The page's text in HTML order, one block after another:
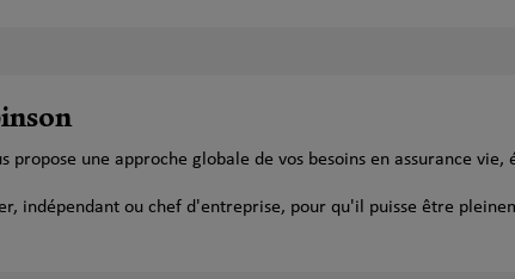
propose une approche globale de vos besoins en assurance
indépendant ou chef d'entreprise, pour qu'il puisse être